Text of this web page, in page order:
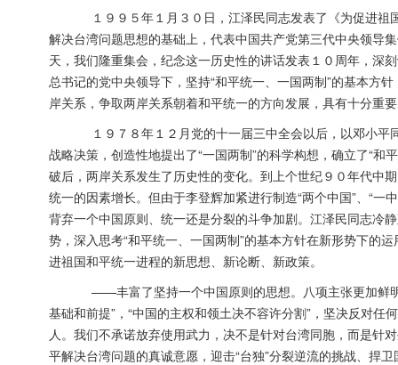
１９９５年１月３０日，江泽民同志发表了《为促进祖
解决台湾问题思想的基础上，代表中国共产党第三代中央领导
天，我们隆重集会，纪念这一历史性的讲话发表１０周年，深
总书记的党中央领导下，坚持“和平统一、一国两制”的基本方
岸关系，争取两岸关系朝着和平统一的方向发展，具有十分重
１９７８年１２月党的十一届三中全会以后，以邓小平
战略决策，创造性地提出了“一国两制”的科学构想，确立了“
破后，两岸关系发生了历史性的变化。到上个世纪９０年代中
统一的因素增长。但由于李登辉加紧进行制造“两个中国”、“一
背弃一个中国原则、统一还是分裂的斗争加剧。江泽民同志冷
势，深入思考“和平统一、一国两制”的基本方针在新形势下的
进祖国和平统一进程的新思想、新论断、新政策。
——丰富了坚持一个中国原则的思想。八项主张更加鲜明
基础和前提”，“中国的主权和领土决不容许分割”，坚决反对任
人。我们不承诺放弃使用武力，决不是针对台湾同胞，而是针
平解决台湾问题的真诚意愿，迎击“台独”分裂逆流的挑战、捍